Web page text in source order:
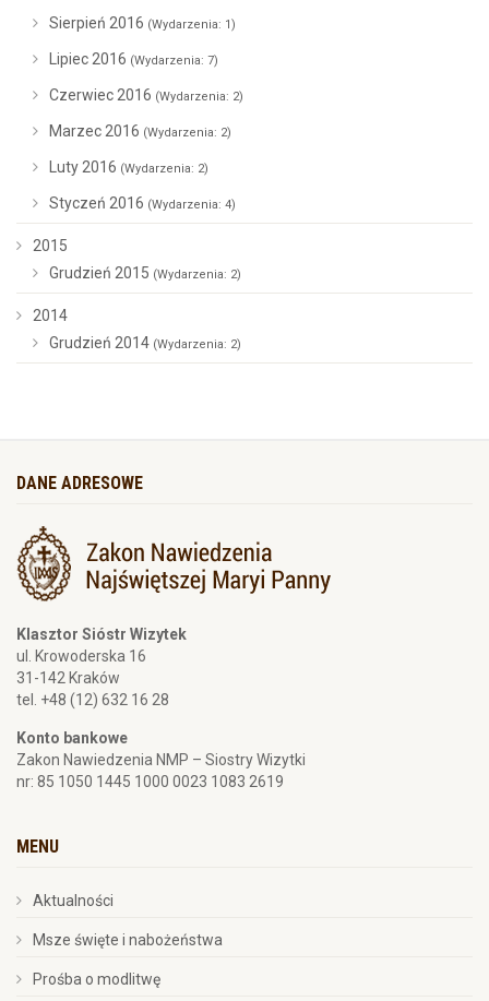
Sierpień 2016 (Wydarzenia: 1)
Lipiec 2016 (Wydarzenia: 7)
Czerwiec 2016 (Wydarzenia: 2)
Marzec 2016 (Wydarzenia: 2)
Luty 2016 (Wydarzenia: 2)
Styczeń 2016 (Wydarzenia: 4)
2015
Grudzień 2015 (Wydarzenia: 2)
2014
Grudzień 2014 (Wydarzenia: 2)
DANE ADRESOWE
Klasztor Sióstr Wizytek
ul. Krowoderska 16
31-142 Kraków
tel. +48 (12) 632 16 28
Konto bankowe
Zakon Nawiedzenia NMP – Siostry Wizytki
nr: 85 1050 1445 1000 0023 1083 2619
MENU
Aktualności
Msze święte i nabożeństwa
Prośba o modlitwę